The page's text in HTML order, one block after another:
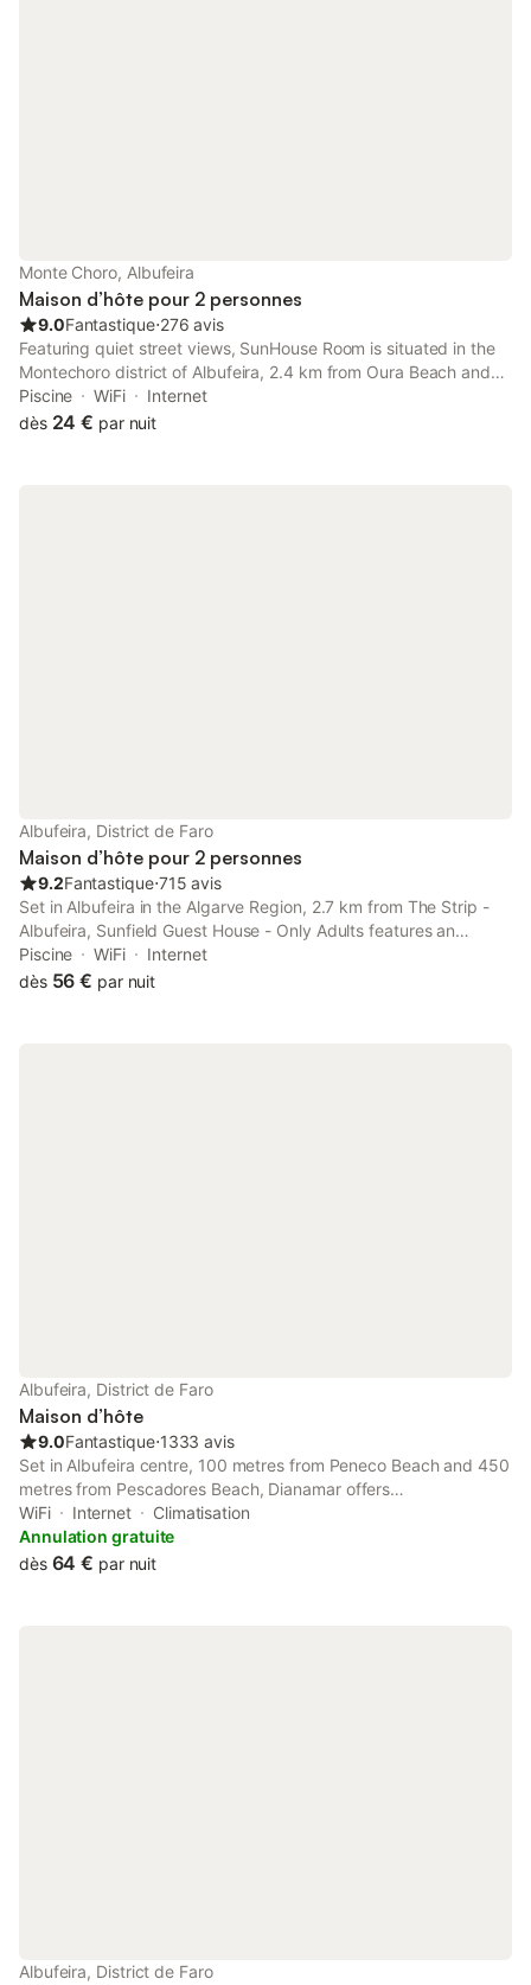
Monte Choro, Albufeira
Maison d’hôte pour 2 personnes
9.0Fantastique⋅276 avis
Featuring quiet street views, SunHouse Room is situated in the
Montechoro district of Albufeira, 2.4 km from Oura Beach and
4.3 km from Albufeira Old Town Square. With inner courtyard
views, this accommodation offers a patio and a swimming pool.
Piscine WiFi
Internet
dès 24 € par nuit
Albufeira, District de Faro
Maison d’hôte pour 2 personnes
9.2Fantastique⋅715 avis
Set in Albufeira in the Algarve Region, 2.7 km from The Strip -
Albufeira, Sunfield Guest House - Only Adults features an
outdoor pool and a sun terrace. Free private parking is available
on site.
Piscine WiFi
Internet
dès 56 € par nuit
Albufeira, District de Faro
Maison d’hôte
9.0Fantastique⋅1333 avis
Set in Albufeira centre, 100 metres from Peneco Beach and 450
metres from Pescadores Beach, Dianamar offers
accommodation with free WiFi and a balcony. There is a private
bathroom with shower and a hairdryer in each unit, along with
free toiletries.
WiFi Internet
Climatisation
Annulation gratuite
dès 64 € par nuit
Albufeira, District de Faro